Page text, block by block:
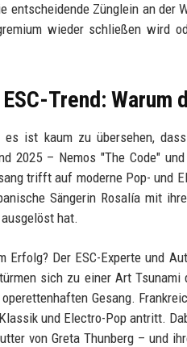
entscheidende Zünglein an der
wieder schließen wird
Trend: Warum
ist kaum zu übersehen,
2025 – Nemos "The Code"
trifft auf moderne Pop- und
Sängerin Rosalía mit
hat.
Erfolg? Der ESC-Experte und
sich zu einer Art
Gesang.
und Electro-Pop antritt.
von Greta Thunberg – und